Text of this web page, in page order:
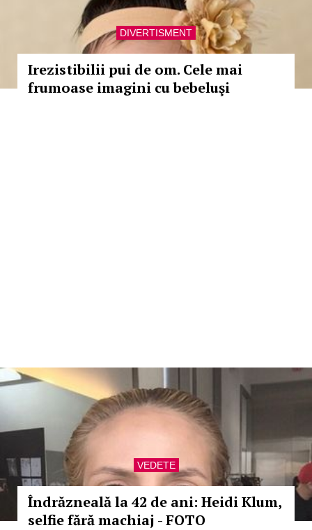
DIVERTISMENT
Irezistibilii pui de om. Cele mai
frumoase imagini cu bebeluşi
VEDETE
Îndrăzneală la 42 de ani: Heidi Klum,
selfie fără machiaj - FOTO